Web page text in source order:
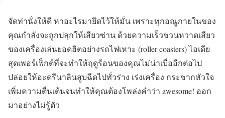
จัดท่านั่งให้ดี หาอะไรมายึดไว้ให้มั่น เพราะทุกอณูภายในของ
คุณกำลังจะถูกปลุกให้เสียวซ่าน ด้วยความเร็วชวนหวาดเสียว
ของเครื่องเล่นยอดฮิตอย่างรถไฟเหาะ (roller coasters) ไอเดีย
สุดเพอร์เฟ็กต์ที่จะทำให้ฤดูร้อนของคุณไม่น่าเบื่ออีกต่อไป
ปล่อยให้อะดรีนาลินสูบฉีดไปทั่วร่าง เร่งเครื่อง กระชากหัวใจ
เพิ่มความตื่นเต้นจนทำให้คุณต้องโพล่งคำว่า awesome! ออก
มาอย่างไม่รู้ตัว